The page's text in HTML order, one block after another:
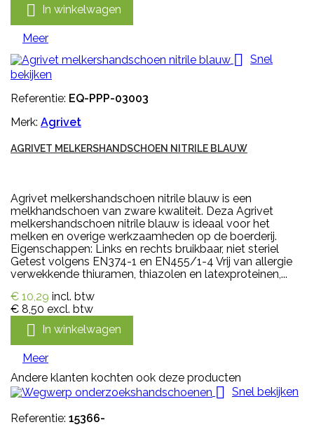
 In winkelwagen
Meer
 Snel
bekijken
Referentie: EQ-PPP-03003
Merk: Agrivet
AGRIVET MELKERSHANDSCHOEN NITRILE BLAUW
Agrivet melkershandschoen nitrile blauw is een
melkhandschoen van zware kwaliteit. Deza Agrivet
melkershandschoen nitrile blauw is ideaal voor het
melken en overige werkzaamheden op de boerderij.
Eigenschappen: Links en rechts bruikbaar, niet steriel
Getest volgens EN374-1 en EN455/1-4 Vrij van allergie
verwekkende thiuramen, thiazolen en latexproteinen,...
€ 10,29 incl. btw
€ 8,50 excl. btw
 In winkelwagen
Meer
Andere klanten kochten ook deze producten
 Snel bekijken
Referentie: 15366-